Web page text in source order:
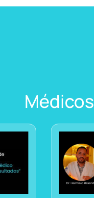
Médicos